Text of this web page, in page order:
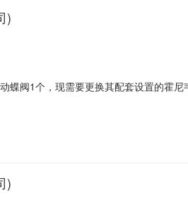
)
阀1个，现需要更换其配套设置的霍
)